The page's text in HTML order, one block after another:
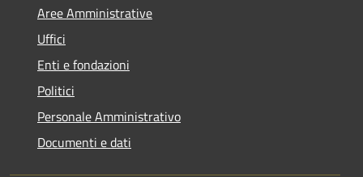
Aree Amministrative
Uffici
Enti e fondazioni
Politici
Personale Amministrativo
Documenti e dati